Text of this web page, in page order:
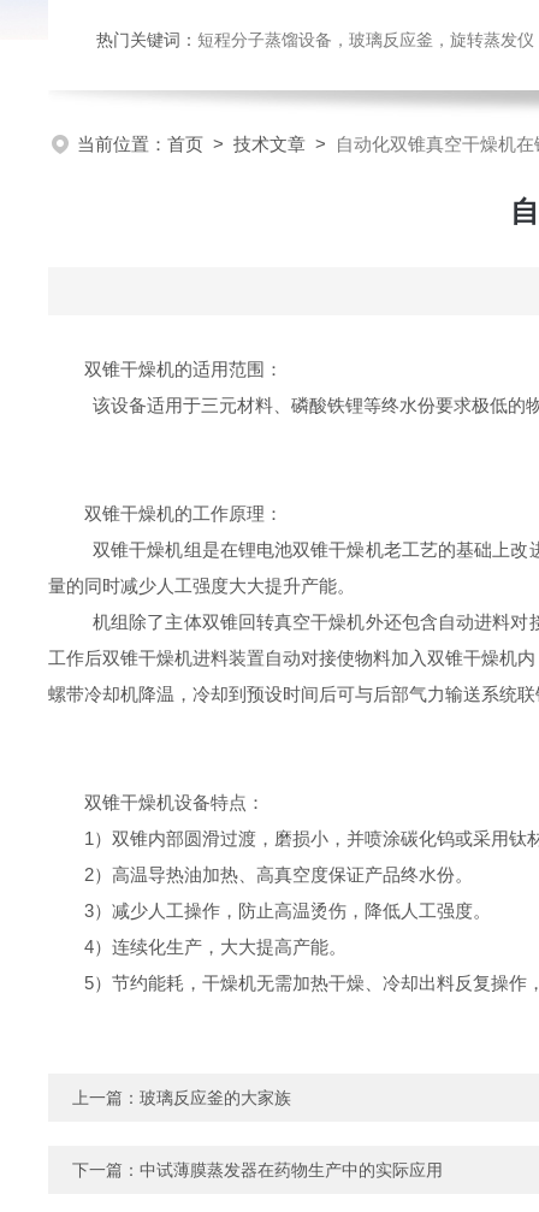
热门关键词： 短程分子蒸馏设备，玻璃反应釜，旋转蒸发
当前位置： 首页 > 技术文章 > 自动化双锥真空干燥机
双锥干燥机的适用范围：
该设备适用于三元材料、磷酸铁锂等终水份要求极低的
双锥干燥机的工作原理：
双锥干燥机组是在锂电池双锥干燥机老工艺的基础上
量的同时减少人工强度大大提升产能。
机组除了主体双锥回转真空干燥机外还包含自动进料
工作后双锥干燥机进料装置自动对接使物料加入双锥干燥机
螺带冷却机降温，冷却到预设时间后可与后部气力输送系统
双锥干燥机设备特点：
1 ） 双锥内部圆滑过渡，磨损小，并喷涂碳化钨或采用钛
2） 高温导热油加热、高真空度保证产品终水份。
3） 减少人工操作，防止高温烫伤，降低人工强度。
4） 连续化生产，大大提高产能。
5） 节约能耗，干燥机无需加热干燥、冷却出料反复操作
上一篇： 玻璃反应釜的大家族
下一篇： 中试薄膜蒸发器在药物生产中的实际应用